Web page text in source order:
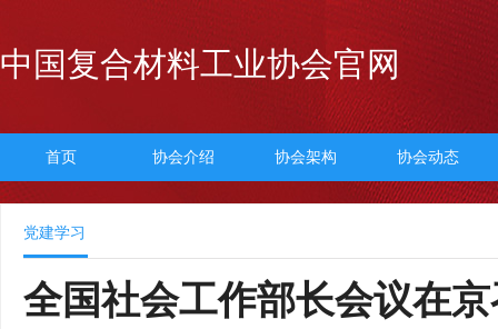
中国复合材料工业协会官网
首页 协会介绍 协会架构 协会动态
党建学习
全国社会工作部长会议在